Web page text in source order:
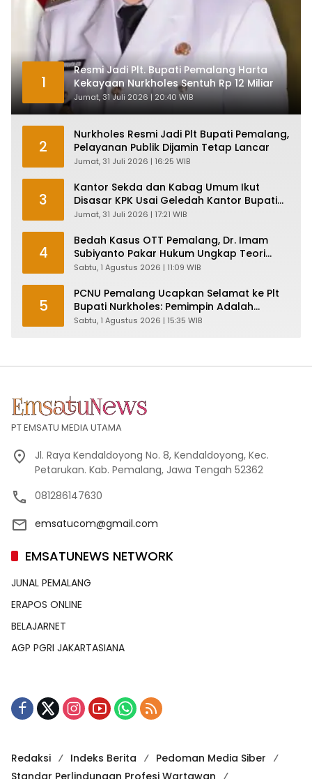
1
Resmi Jadi Plt. Bupati Pemalang Harta
Kekayaan Nurkholes Sentuh Rp 12 Miliar
Jumat, 31 Juli 2026 | 20:40 WIB
2
Nurkholes Resmi Jadi Plt Bupati Pemalang,
Pelayanan Publik Dijamin Tetap Lancar
Jumat, 31 Juli 2026 | 16:25 WIB
3
Kantor Sekda dan Kabag Umum Ikut
Disasar KPK Usai Geledah Kantor Bupati
Pemalang
Jumat, 31 Juli 2026 | 17:21 WIB
4
Bedah Kasus OTT Pemalang, Dr. Imam
Subiyanto Pakar Hukum Ungkap Teori
Penyertaan KPK
Sabtu, 1 Agustus 2026 | 11:09 WIB
5
PCNU Pemalang Ucapkan Selamat ke Plt
Bupati Nurkholes: Pemimpin Adalah
Pelayan Rakyat!
Sabtu, 1 Agustus 2026 | 15:35 WIB
PT EMSATU MEDIA UTAMA
Jl. Raya Kendaldoyong No. 8, Kendaldoyong, Kec.
Petarukan. Kab. Pemalang, Jawa Tengah 52362
081286147630
emsatucom@gmail.com
EMSATUNEWS NETWORK
JUNAL PEMALANG
ERAPOS ONLINE
BELAJARNET
AGP PGRI JAKARTASIANA
Redaksi Indeks Berita
Pedoman Media Siber
Standar Perlindungan Profesi Wartawan